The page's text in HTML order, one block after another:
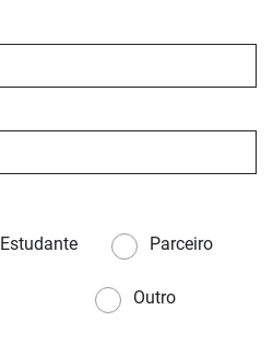
Estudante Parceiro
Outro